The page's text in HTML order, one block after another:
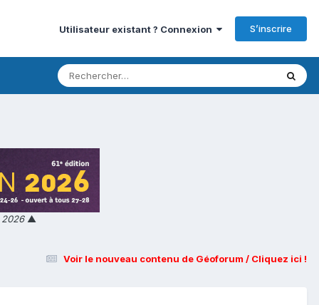
Utilisateur existant ? Connexion S’inscrire
▲
Voir le nouveau contenu de Géoforum / Cliquez ici !